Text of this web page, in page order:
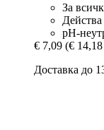
За
рН-
€ 7,09 (€
Доставка до